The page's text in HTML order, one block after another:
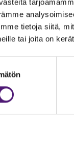
tietoja siitä,
tai joita on